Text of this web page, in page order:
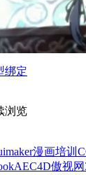
绑定
浏览
漫画培训
C4D傲视网